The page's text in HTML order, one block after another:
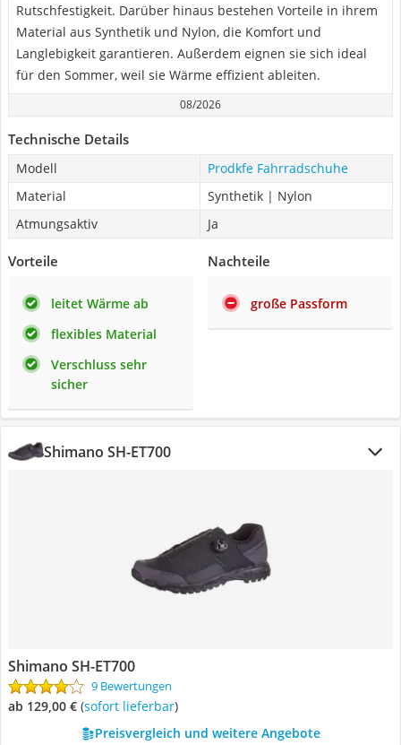
Rutschfestigkeit. Darüber hinaus bestehen Vorteile in ihrem
Material aus Synthetik und Nylon, die Komfort und
Langlebigkeit garantieren. Außerdem eignen sie sich ideal
für den Sommer, weil sie Wärme effizient ableiten.
08/2026
Technische Details
Modell
Prodkfe Fahrradschuhe
Material
Synthetik | Nylon
Atmungsaktiv
Ja
Vorteile
leitet Wärme ab
flexibles Material
Verschluss sehr
sicher
Nachteile
große Passform
Shimano SH-ET700
Shimano SH-ET700
9 Bewertungen
ab 129,00 € ( Sofort lieferbar)
Preisvergleich und weitere Angebote